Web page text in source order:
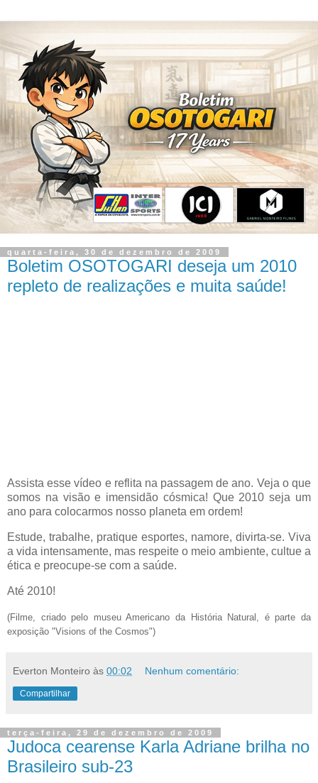
quarta-feira, 30 de dezembro de 2009
Boletim OSOTOGARI deseja um 2010
repleto de realizações e muita saúde!
Assista esse vídeo e reflita na passagem de ano. Veja o que
somos na visão e imensidão cósmica! Que 2010 seja um
ano para colocarmos nosso planeta em ordem!
Estude, trabalhe, pratique esportes, namore, divirta-se. Viva
a vida intensamente, mas respeite o meio ambiente, cultue a
ética e preocupe-se com a saúde.
Até 2010!
(Filme, criado pelo museu Americano da História Natural, é parte da
exposição "Visions of the Cosmos")
Everton Monteiro às 00:02 Nenhum comentário:
Compartilhar
terça-feira, 29 de dezembro de 2009
Judoca cearense Karla Adriane brilha no
Brasileiro sub-23